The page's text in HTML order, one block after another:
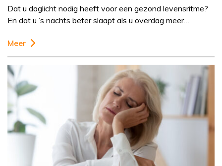
Dat u daglicht nodig heeft voor een gezond levensritme?
En dat u ’s nachts beter slaapt als u overdag meer…
Meer